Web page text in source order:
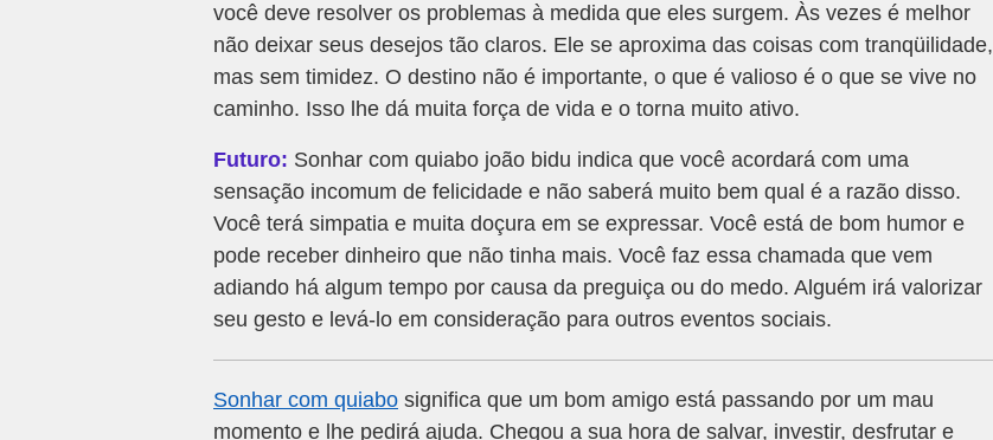
você deve resolver os problemas à medida que eles surgem. Às vezes é melhor
não deixar seus desejos tão claros. Ele se aproxima das coisas com tranqüilidade,
mas sem timidez. O destino não é importante, o que é valioso é o que se vive no
caminho. Isso lhe dá muita força de vida e o torna muito ativo.
Futuro: Sonhar com quiabo joão bidu indica que você acordará com uma
sensação incomum de felicidade e não saberá muito bem qual é a razão disso.
Você terá simpatia e muita doçura em se expressar. Você está de bom humor e
pode receber dinheiro que não tinha mais. Você faz essa chamada que vem
adiando há algum tempo por causa da preguiça ou do medo. Alguém irá valorizar
seu gesto e levá-lo em consideração para outros eventos sociais.
Sonhar com quiabo significa que um bom amigo está passando por um mau
momento e lhe pedirá ajuda. Chegou a sua hora de salvar, investir, desfrutar e